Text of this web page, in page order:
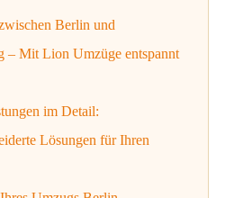
Berlin und
– Mit Lion Umzüge entspannt
im Detail:
Lösungen für Ihren